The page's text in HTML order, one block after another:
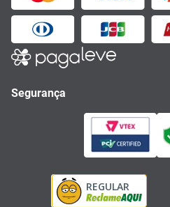
Segurança